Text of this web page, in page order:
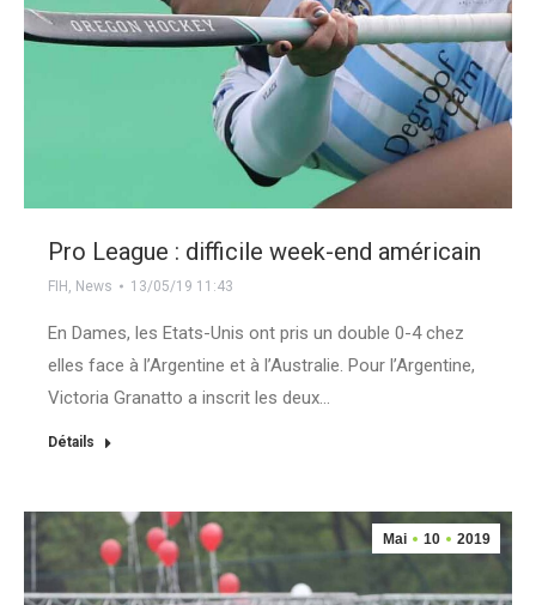
Pro League : difficile week-end américain
FIH , News 13/05/19 11:43
En Dames, les Etats-Unis ont pris un double 0-4 chez
elles face à l’Argentine et à l’Australie. Pour l’Argentine,
Victoria Granatto a inscrit les deux…
Détails
Mai 10 2019